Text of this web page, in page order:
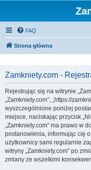
FAQ
Strona główna
Zamkniety.com -
Rejestrując się na witrynie
„Zamkniety.com”, „https://
wyszczególnione poniżej
miejsce, naciskając przycisk
„Zamkniety.com” ma prawo w
postanowienia, informując cię
użytkownicy sami regularnie
witryny „Zamkniety.com” po
zmiany ze wszelkimi